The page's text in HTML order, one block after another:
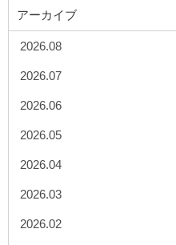
アーカイブ
2026.08
2026.07
2026.06
2026.05
2026.04
2026.03
2026.02